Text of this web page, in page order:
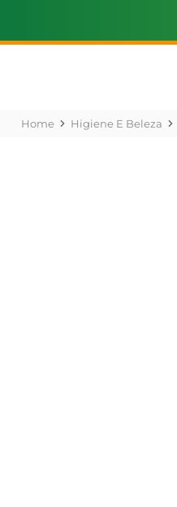
Higiene E Beleza